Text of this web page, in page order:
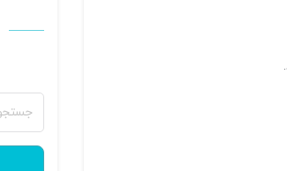
جستجو
برای: